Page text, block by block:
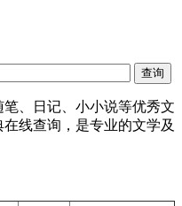
、日记、小小说等优秀文
线查询，是专业的文学及